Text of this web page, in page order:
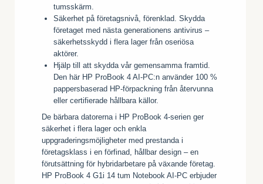
tumsskärm.
Säkerhet på företagsnivå, förenklad. Skydda
företaget med nästa generationens antivirus –
säkerhetsskydd i flera lager från oseriösa
aktörer.
Hjälp till att skydda vår gemensamma framtid.
Den här HP ProBook 4 AI-PC:n använder 100 %
pappersbaserad HP-förpackning från återvunna
eller certifierade hållbara källor.
De bärbara datorerna i HP ProBook 4-serien ger
säkerhet i flera lager och enkla
uppgraderingsmöjligheter med prestanda i
företagsklass i en förfinad, hållbar design – en
förutsättning för hybridarbetare på växande företag.
HP ProBook 4 G1i 14 tum Notebook AI-PC erbjuder